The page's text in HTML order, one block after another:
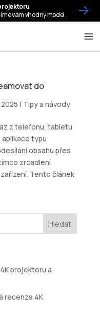
do
| Tipy a návody
z telefonu, tabletu
typu
obsahu přes
zrcadlení
Tento článek
projektoru a
recenze 4K